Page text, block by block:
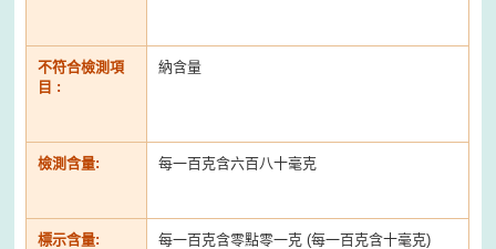
不符合檢測項
目 :
納含量
檢測含量: 每一百克含六百八十毫克
標示含量: 每一百克含零點零一克 (每一百克含十毫克)